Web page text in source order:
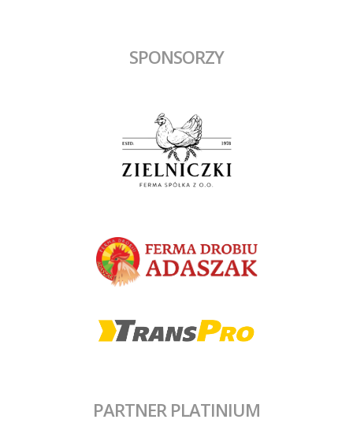
SPONSORZY
PARTNER PLATINIUM